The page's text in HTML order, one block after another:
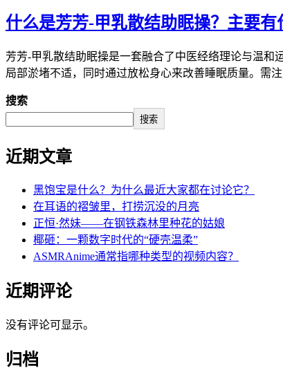
什么是芳芳-甲乳散结助眠操？主要有
芳芳-甲乳散结助眠操是一套融合了中医经络理论与温
局部淤堵不适，同时通过放松身心来改善睡眠质量。需
搜索
搜索
近期文章
黑饱宝是什么？为什么最近大家都在讨论它？
在耳语的褶皱里，打捞沉没的月亮
正恒·然妹——在钢铁森林里种花的姑娘
椰砸：一颗数字时代的“硬壳温柔”
ASMRAnime通常指哪种类型的视频内容？
近期评论
没有评论可显示。
归档